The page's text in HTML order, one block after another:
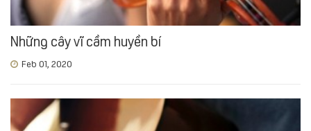
Những cây vĩ cầm huyền bí
Feb 01, 2020